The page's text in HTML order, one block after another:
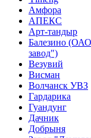
Амфора
АПЕКС
Арт-тандыр
Балезино
завод")
Везувий
Висман
Волчанск УВЗ
Гардарика
Гуандунг
Дачник
Добрыня